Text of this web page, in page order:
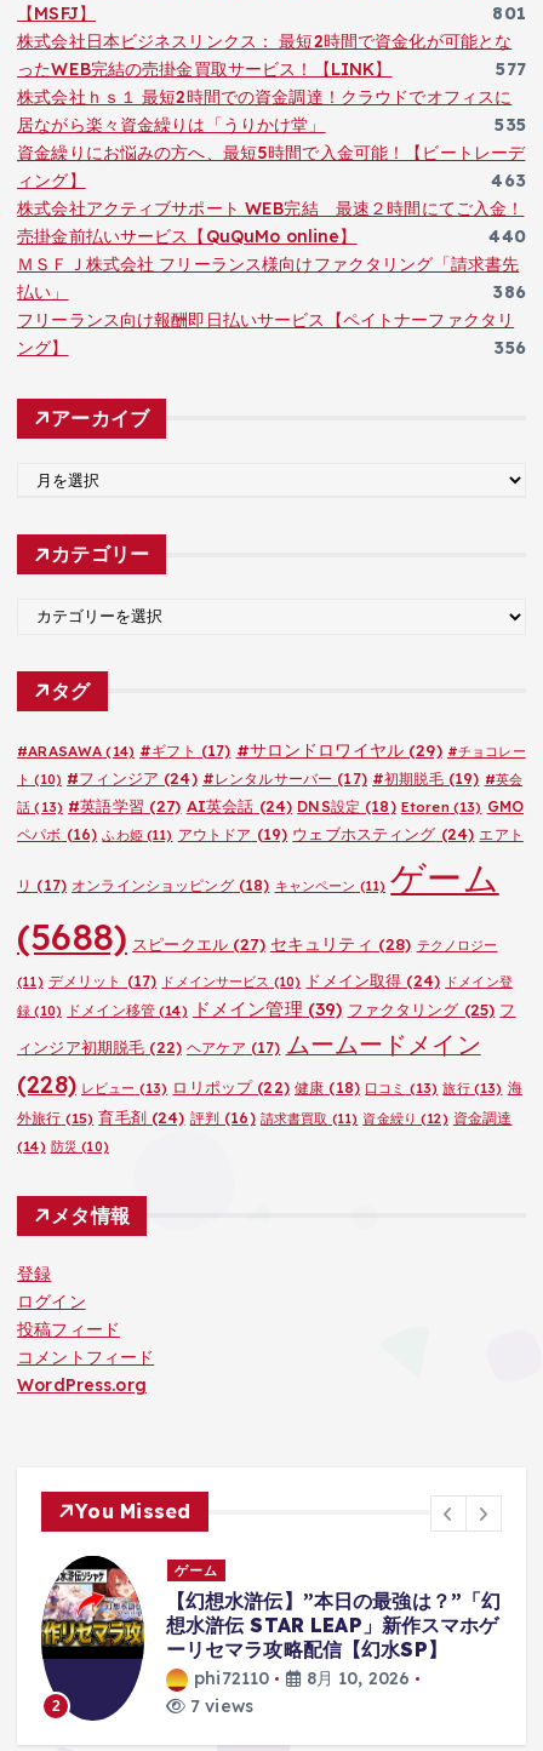
【MSFJ】
801
株式会社日本ビジネスリンクス： 最短2時間で資金化が可能とな
ったWEB完結の売掛金買取サービス！【LINK】
577
株式会社ｈｓ１ 最短2時間での資金調達！クラウドでオフィスに
居ながら楽々資金繰りは「うりかけ堂」
535
資金繰りにお悩みの方へ、最短5時間で入金可能！【ビートレーデ
ィング】
463
株式会社アクティブサポート WEB完結 最速２時間にてご入金！
売掛金前払いサービス【QuQuMo online】
440
ＭＳＦＪ株式会社 フリーランス様向けファクタリング「請求書先
払い」
386
フリーランス向け報酬即日払いサービス【ペイトナーファクタリ
ング】
356
アーカイブ
カ
カテゴリー
ゴ
タグ
#ARASAWA (14) #ギフト (17) #サロンドロワイヤル(29) #チョコレー
ト (10) #フィンジア (24) #レンタルサーバー (17) #初期脱毛(19) #英会
話 (13) #英語学習 (27) AI英会話 (24) DNS設定 (18) Etoren(13) GMO
ペパボ (16) ふわ姫(11) アウトドア (19) ウェブホスティング (24) エアト
リ (17) オンラインショッピング(18) キャンペーン (11) ゲーム
(5688) スピークエル(27) セキュリティ (28) テクノロジー
(11) デメリット (17) ドメインサービス (10) ドメイン取得 (24) ドメイン登
録 (10) ドメイン移管(14) ドメイン管理 (39) ファクタリング (25) フ
ィンジア初期脱毛 (22) ヘアケア (17) ムームードメイン
(228) レビュー (13) ロリポップ(22) 健康 (18) 口コミ (13) 旅行(13) 海
外旅行 (15) 育毛剤(24) 評判 (16) 請求書買取 (11) 資金繰り (12) 資金調達
(14) 防災 (10)
メタ情報
登録
ログイン
投稿フィード
コメントフィード
WordPress.org
You Missed
？”「幻
マホゲ
3
僕はおそらくボディーガードを解
れます【Mr.President】#ゲーム
況
phi72110
8月 10, 2026
12 views